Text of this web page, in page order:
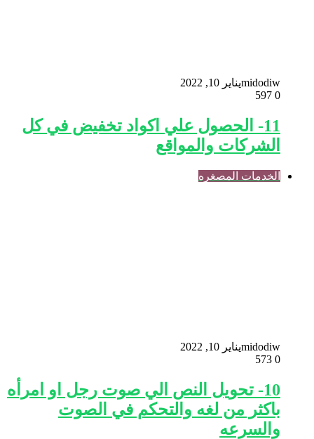
midodiwيناير 10, 2022
0
11- الحصول علي اكواد تخفيض في كل
الشركات والمواقع
الخدمات المصغره
midodiwيناير 10, 2022
0
10- تحويل النص الي صوت رجل او امرأه
باكثر من لغه والتحكم في الصوت
والسرعه